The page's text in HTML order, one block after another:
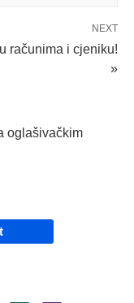
NEXT
računima i cjeniku!
»
oglašivačkim